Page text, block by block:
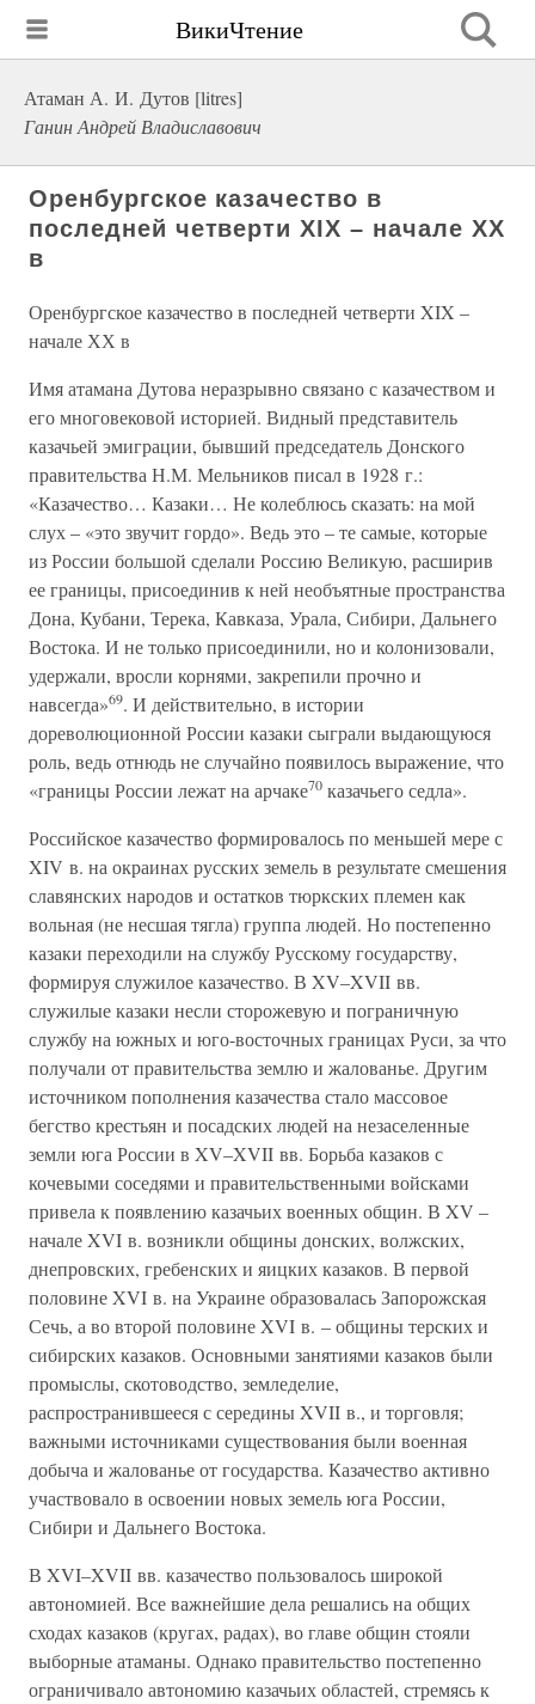
ВикиЧтение
Атаман А. И. Дутов [litres]
Ганин Андрей Владиславович
Оренбургское казачество в
последней четверти XIX – начале ХХ
в
Оренбургское казачество в последней четверти XIX –
начале ХХ в
Имя атамана Дутова неразрывно связано с казачеством и
его многовековой историей. Видный представитель
казачьей эмиграции, бывший председатель Донского
правительства Н.М. Мельников писал в 1928 г.:
«Казачество… Казаки… Не колеблюсь сказать: на мой
слух – «это звучит гордо». Ведь это – те самые, которые
из России большой сделали Россию Великую, расширив
ее границы, присоединив к ней необъятные пространства
Дона, Кубани, Терека, Кавказа, Урала, Сибири, Дальнего
Востока. И не только присоединили, но и колонизовали,
удержали, вросли корнями, закрепили прочно и
навсегда»69. И действительно, в истории
дореволюционной России казаки сыграли выдающуюся
роль, ведь отнюдь не случайно появилось выражение, что
«границы России лежат на арчаке70 казачьего седла».
Российское казачество формировалось по меньшей мере с
XIV в. на окраинах русских земель в результате смешения
славянских народов и остатков тюркских племен как
вольная (не несшая тягла) группа людей. Но постепенно
казаки переходили на службу Русскому государству,
формируя служилое казачество. В XV–XVII вв.
служилые казаки несли сторожевую и пограничную
службу на южных и юго-восточных границах Руси, за что
получали от правительства землю и жалованье. Другим
источником пополнения казачества стало массовое
бегство крестьян и посадских людей на незаселенные
земли юга России в XV–XVII вв. Борьба казаков с
кочевыми соседями и правительственными войсками
привела к появлению казачьих военных общин. В XV –
начале XVI в. возникли общины донских, волжских,
днепровских, гребенских и яицких казаков. В первой
половине XVI в. на Украине образовалась Запорожская
Сечь, а во второй половине XVI в. – общины терских и
сибирских казаков. Основными занятиями казаков были
промыслы, скотоводство, земледелие,
распространившееся с середины XVII в., и торговля;
важными источниками существования были военная
добыча и жалованье от государства. Казачество активно
участвовало в освоении новых земель юга России,
Сибири и Дальнего Востока.
В XVI–XVII вв. казачество пользовалось широкой
автономией. Все важнейшие дела решались на общих
сходах казаков (кругах, радах), во главе общин стояли
выборные атаманы. Однако правительство постепенно
ограничивало автономию казачьих областей, стремясь к